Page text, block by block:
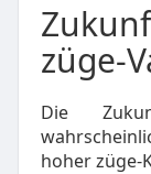
züge-
Die
hoher züge-